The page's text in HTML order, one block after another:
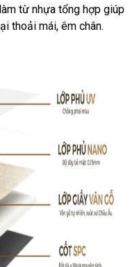
từ nhựa tổng hợp giúp
thoải mái, êm chân.